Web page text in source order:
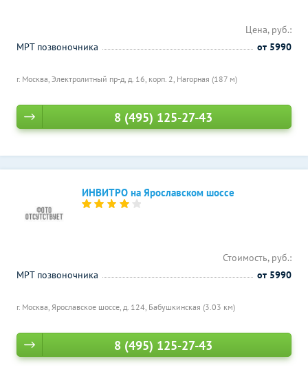
г. Москва, Электролитный пр-д, д. 16, корп. 2, Нагорная (187 м)
Цена, руб.:
МРТ позвоночника
от 5990
8 (495) 125-27-43
ИНВИТРО на Ярославском шоссе
г. Москва, Ярославское шоссе, д. 124, Бабушкинская (3.03 км)
Стоимость, руб.:
МРТ позвоночника
от 5990
8 (495) 125-27-43